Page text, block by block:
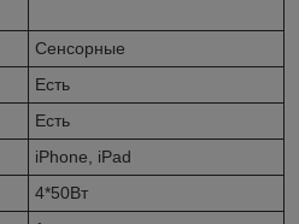
Сенсорные
Есть
Есть
iPhone, iPad
4*50Вт